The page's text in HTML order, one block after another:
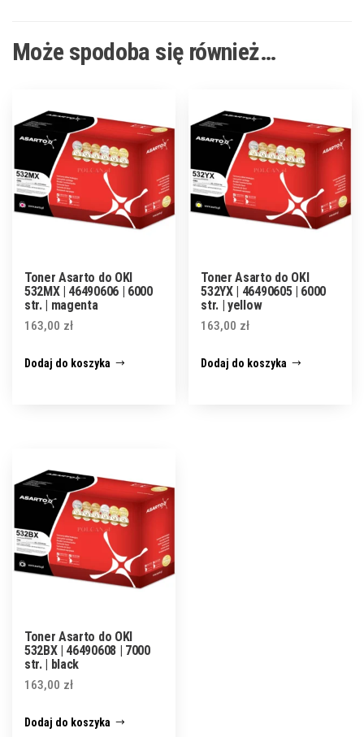
Może spodoba się również…
Toner Asarto do OKI
532MX | 46490606 | 6000
str. | magenta
163,00 zł
Dodaj do koszyka
Toner Asarto do OKI
532YX | 46490605 | 6000
str. | yellow
163,00 zł
Dodaj do koszyka
Toner Asarto do OKI
532BX | 46490608 | 7000
str. | black
163,00 zł
Dodaj do koszyka